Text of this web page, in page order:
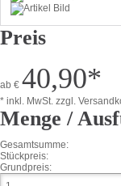
Preis
ab € 40,90*
* inkl. MwSt. zzgl.
Menge /
Gesamtsumme:
Stückpreis:
Grundpreis: